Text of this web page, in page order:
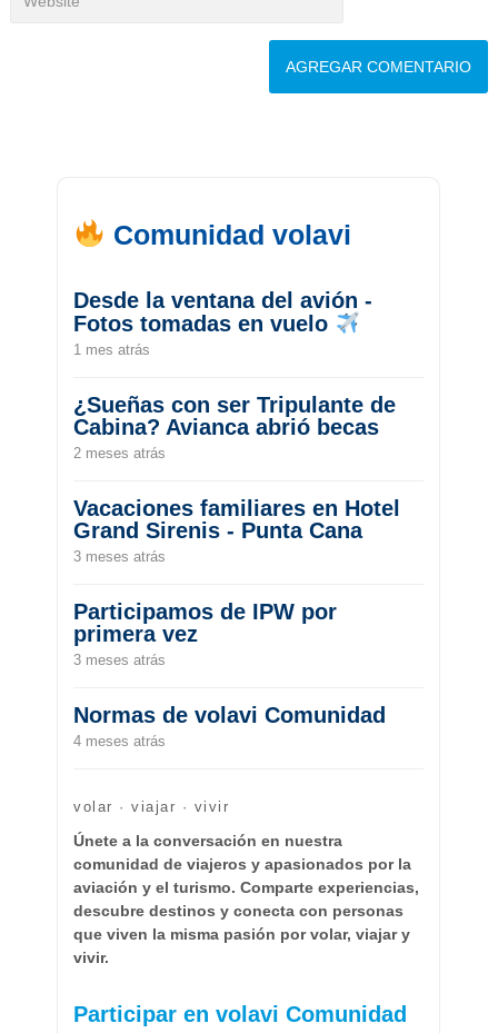
Comunidad volavi
Desde la ventana del avión -
Fotos tomadas en vuelo
1 mes atrás
¿Sueñas con ser Tripulante de
Cabina? Avianca abrió becas
2 meses atrás
Vacaciones familiares en Hotel
Grand Sirenis - Punta Cana
3 meses atrás
Participamos de IPW por
primera vez
3 meses atrás
Normas de volavi Comunidad
4 meses atrás
volar · viajar · vivir
Únete a la conversación en nuestra
comunidad de viajeros y apasionados por la
aviación y el turismo. Comparte experiencias,
descubre destinos y conecta con personas
que viven la misma pasión por volar, viajar y
vivir.
Participar en volavi Comunidad